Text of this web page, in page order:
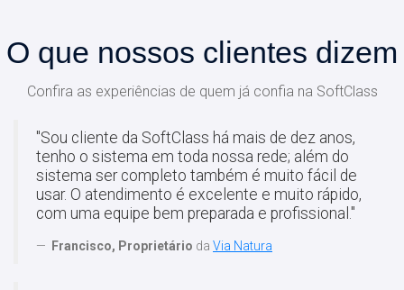
O que nossos clientes dizem
Confira as experiências de quem já confia na SoftClass
"Sou cliente da SoftClass há mais de dez anos,
tenho o sistema em toda nossa rede; além do
sistema ser completo também é muito fácil de
usar. O atendimento é excelente e muito rápido,
com uma equipe bem preparada e profissional."
Francisco, Proprietário da Via Natura